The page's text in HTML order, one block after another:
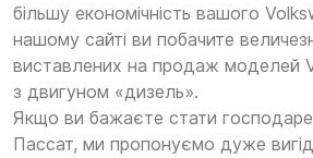
більшу економічність вашого
нашому сайті ви побачите
виставлених на продаж моделей
з двигуном «дизель».
Якщо ви бажаєте стати
Пассат, ми пропонуємо дуже